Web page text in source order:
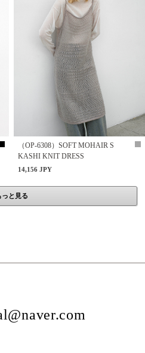
（OP-6308）SOFT MOHAIR S
KASHI KNIT DRESS
14,156 JPY
っと見る